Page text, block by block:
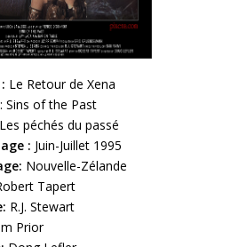
Le Retour de Xena
: Sins of the Past
Les péchés du passé
: Juin-Juillet 1995
Nouvelle-Zélande
Tapert
R.J. Stewart
Prior